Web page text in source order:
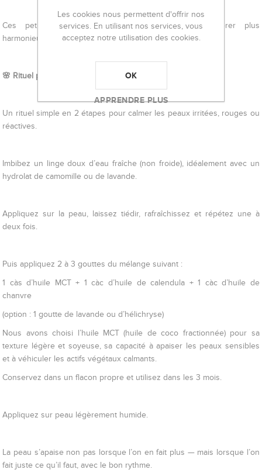
Ces petits ajustements aident le corps à se libérer plus
harmonieusement — et la peau suit généralement.
🌸 Rituel pour apaiser la peau
Un rituel simple en 2 étapes pour calmer les peaux irritées, rouges ou
réactives.
Imbibez un linge doux d’eau fraîche (non froide), idéalement avec un
hydrolat de camomille ou de lavande.
Appliquez sur la peau, laissez tiédir, rafraîchissez et répétez une à
deux fois.
Puis appliquez 2 à 3 gouttes du mélange suivant :
1 càs d’huile MCT + 1 càc d’huile de calendula + 1 càc d’huile de
chanvre
(option : 1 goutte de lavande ou d’hélichryse)
Nous avons choisi l’huile MCT (huile de coco fractionnée) pour sa
texture légère et soyeuse, sa capacité à apaiser les peaux sensibles
et à véhiculer les actifs végétaux calmants.
Conservez dans un flacon propre et utilisez dans les 3 mois.
Appliquez sur peau légèrement humide.
La peau s’apaise non pas lorsque l’on en fait plus — mais lorsque l’on
fait juste ce qu’il faut, avec le bon rythme.
Les cookies nous permettent d'offrir nos
services. En utilisant nos services, vous
acceptez notre utilisation des cookies.
OK
APPRENDRE PLUS